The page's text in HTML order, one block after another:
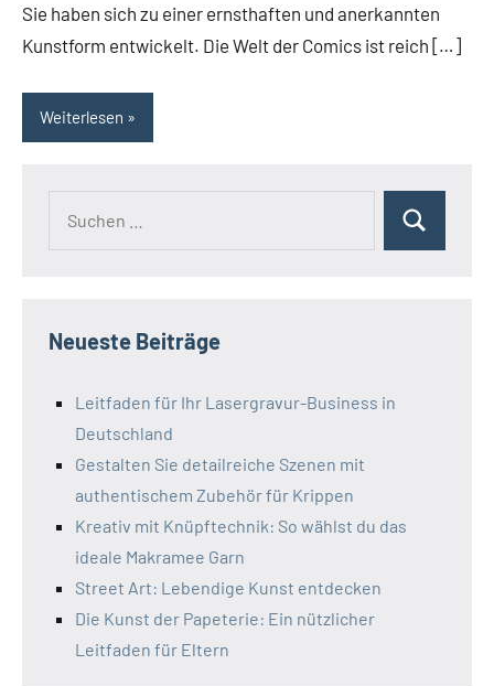
Sie haben sich zu einer ernsthaften und anerkannten
Kunstform entwickelt. Die Welt der Comics ist reich […]
Weiterlesen
Suchen
Neueste Beiträge
Leitfaden für Ihr Lasergravur-Business in
Deutschland
Gestalten Sie detailreiche Szenen mit
authentischem Zubehör für Krippen
Kreativ mit Knüpftechnik: So wählst du das
ideale Makramee Garn
Street Art: Lebendige Kunst entdecken
Die Kunst der Papeterie: Ein nützlicher
Leitfaden für Eltern